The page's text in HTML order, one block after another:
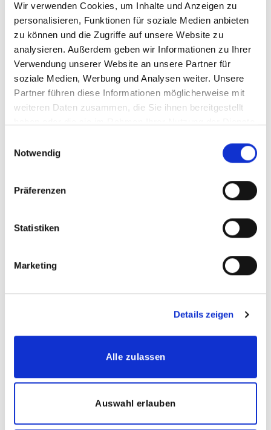
Wir verwenden Cookies, um Inhalte und Anzeigen zu
personalisieren, Funktionen für soziale Medien anbieten
zu können und die Zugriffe auf unsere Website zu
analysieren. Außerdem geben wir Informationen zu Ihrer
Verwendung unserer Website an unsere Partner für
soziale Medien, Werbung und Analysen weiter. Unsere
Partner führen diese Informationen möglicherweise mit
weiteren Daten zusammen, die Sie ihnen bereitgestellt
Notwendig
Präferenzen
Statistiken
Marketing
Details zeigen
Alle zulassen
Auswahl erlauben
Als Schulbegleiter (m/w/d) leisten Sie eine sinnbringende,
abwechslungsreiche und verantwortungsvolle Aufgabe mit
dem guten Gefühl, mit Ihrer Arbeit einem Kind und somit
seiner Familie, wertvolle Hilfe zu leisten.
Darauf können Sie sich freuen:
Eine faire Bezahlung
Gute Vereinbarkeit von Beruf und Familie
Einen Arbeitsplatz in Ihrer Nähe
Ein umfassendes Schulungsprogramm vor Ihrem
Kompetente Unterstützung durch unsere pädagogischen
Einen offenen Erfahrungsaustausch in positiver Team-
Dankbare und zufriedene Kinder, Eltern und Lehrer
Sie bringen in jedem Fall Interesse und Freude an der